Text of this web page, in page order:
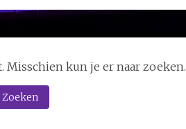
Misschien kun je er naar zoeken.